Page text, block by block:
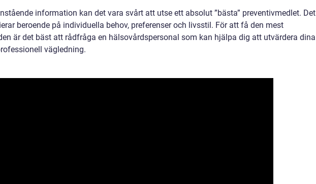
information kan det vara svårt att utse ett absolut ”bästa” preventivmedlet. Det
beroende på individuella behov, preferenser och livsstil. För att få den mest
är det bäst att rådfråga en hälsovårdspersonal som kan hjälpa dig att utvärdera dina
vägledning.